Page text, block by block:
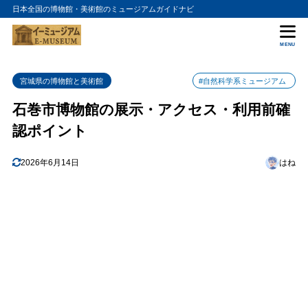
日本全国の博物館・美術館のミュージアムガイドナビ
MENU
宮城県の博物館と美術館 #自然科学系ミュージアム
石巻市博物館の展示・アクセス・利用前確
認ポイント
2026年6月14日 はね
目次
1 石巻市博物館の特徴
2.1 石巻の歴史と文化をまとめて知る入口になる
2.2 複合文化施設内で利用しやすい
3 石巻市博物館の入場料金